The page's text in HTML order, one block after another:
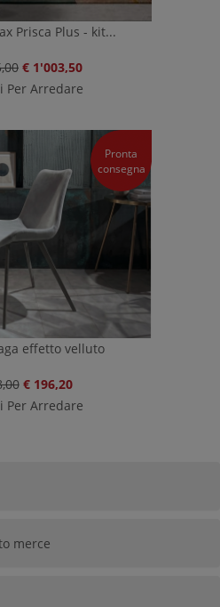
Prisca Plus - kit...
€ 1'003,50
Per Arredare
Pronta
consegna
effetto velluto
€ 196,20
Per Arredare
merce